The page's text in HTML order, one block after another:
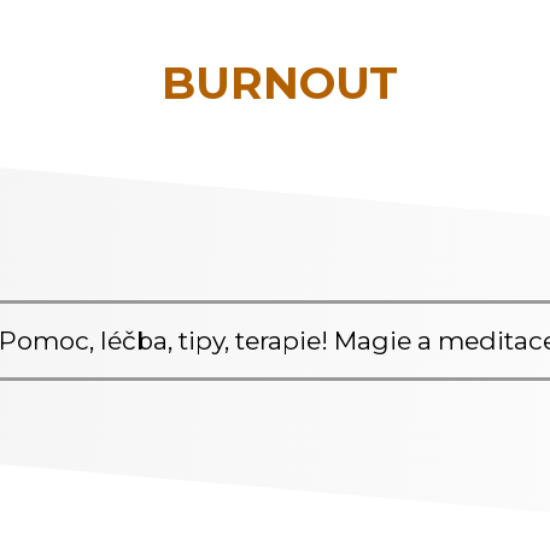
BURNOUT
Pomoc, léčba, tipy, terapie! Magie a